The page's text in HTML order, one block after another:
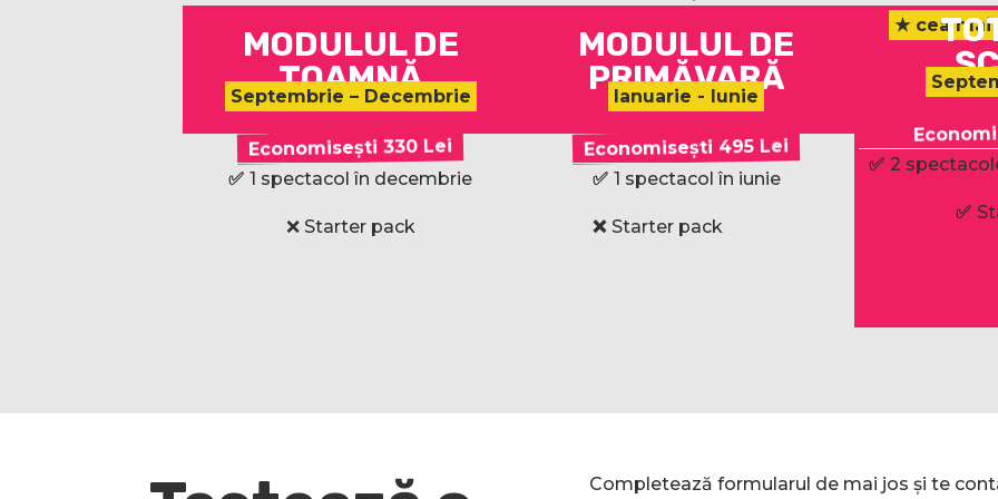
MODULUL DE
TOAMNĂ
Septembrie – Decembrie
1.850 Lei
Plată integrală
Economisești 330 Lei
✅ 1 spectacol în decembrie
❌ Starter pack
MODULUL DE
PRIMĂVARĂ
Ianuarie - Iunie
2.775 Lei
Plată integrală
Economisești 495 Lei
✅ 1 spectacol în iunie
❌ Starter pack
★ cea mai
✅ 2
✅
Completează formularul de mai jos și te